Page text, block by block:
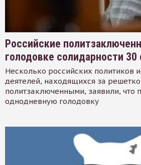
Российские
голодовке солидарности 30
Несколько российских политиков
деятелей, находящихся за
политзаключенными, заявили, что
однодневную голодовку